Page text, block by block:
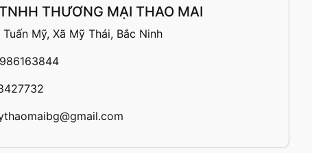
THƯƠNG MẠI THAO MAI
Tuấn Mỹ, Xã Mỹ Thái, Bắc Ninh